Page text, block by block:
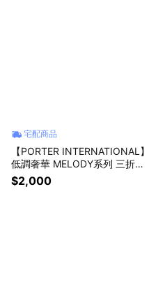
宅配商品
【PORTER INTERNATIONAL】
低調奢華 MELODY系列 三折零
錢短夾(靜謐灰)
$2,000